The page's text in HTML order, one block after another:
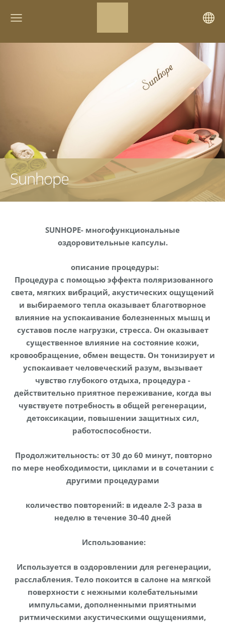
Sunhope
SUNHOPE- многофункциональные
оздоровительные капсулы.
описание процедуры:
Процедура с помощью эффекта поляризованного
света, мягких вибраций, акустических ощущений
и выбираемого тепла оказывает благотворное
влияние на успокаивание болезненных мышц и
суставов после нагрузки, стресса. Он оказывает
существенное влияние на состояние кожи,
кровообращение, обмен веществ. Он тонизирует и
успокаивает человеческий разум, вызывает
чувство глубокого отдыха, процедура -
действительно приятное переживание, когда вы
чувствуете потребность в общей регенерации,
детоксикации, повышении защитных сил,
работоспособности.
Продолжительность: от 30 до 60 минут, повторно
по мере необходимости, циклами и в сочетании с
другими процедурами
количество повторений: в идеале 2-3 раза в
неделю в течение 30-40 дней
Использование:
Используется в оздоровлении для регенерации,
расслабления. Тело покоится в салоне на мягкой
поверхности с нежными колебательными
импульсами, дополненными приятными
ритмическими акустическими ощущениями,